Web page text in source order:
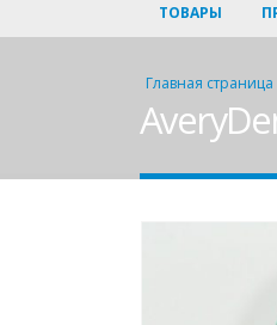
ТОВАРЫ
Главная страница